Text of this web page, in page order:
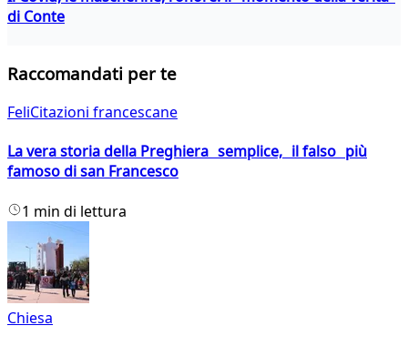
di Conte
Raccomandati per te
FeliCitazioni francescane
La vera storia della Preghiera semplice, il falso più
famoso di san Francesco
1 min di lettura
Chiesa